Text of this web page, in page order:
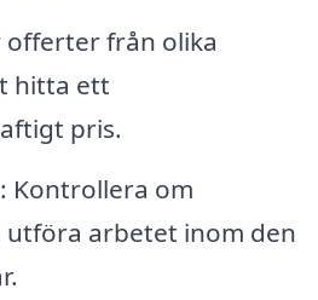
offerter från olika
hitta ett
pris.
Kontrollera om
arbetet inom den